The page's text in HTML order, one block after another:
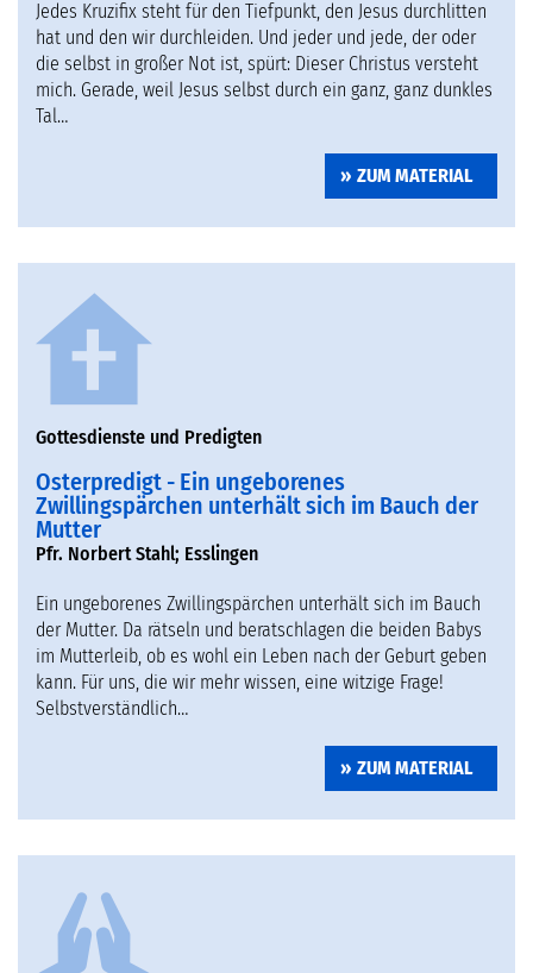
Jedes Kruzifix steht für den Tiefpunkt, den Jesus durchlitten
hat und den wir durchleiden. Und jeder und jede, der oder
die selbst in großer Not ist, spürt: Dieser Christus versteht
mich. Gerade, weil Jesus selbst durch ein ganz, ganz dunkles
Tal…
ZUM MATERIAL
Gottesdienste und Predigten
Osterpredigt - Ein ungeborenes
Zwillingspärchen unterhält sich im Bauch der
Mutter
Pfr. Norbert Stahl; Esslingen
Ein ungeborenes Zwillingspärchen unterhält sich im Bauch
der Mutter. Da rätseln und beratschlagen die beiden Babys
im Mutterleib, ob es wohl ein Leben nach der Geburt geben
kann. Für uns, die wir mehr wissen, eine witzige Frage!
Selbstverständlich…
ZUM MATERIAL